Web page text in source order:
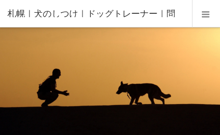
札幌｜犬のしつけ｜ドッグトレーナー｜問
んの家庭教師®️